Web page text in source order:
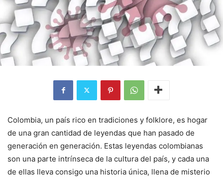
Colombia, un país rico en tradiciones y folklore, es hogar
de una gran cantidad de leyendas que han pasado de
generación en generación. Estas leyendas colombianas
son una parte intrínseca de la cultura del país, y cada una
de ellas lleva consigo una historia única, llena de misterio